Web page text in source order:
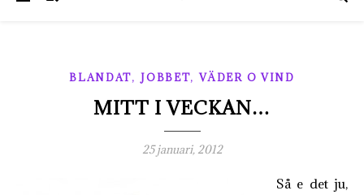
BLANDAT, JOBBET,VÄDER O VIND
MITT I VECKAN…
25 januari, 2012
Så e det ju,